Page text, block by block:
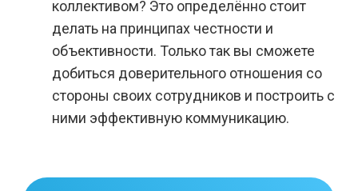
коллективом? Это определённо стоит
делать на принципах честности и
объективности. Только так вы сможете
добиться доверительного отношения со
стороны своих сотрудников и построить с
ними эффективную коммуникацию.